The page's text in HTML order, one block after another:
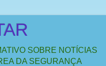
SOBRE NOTÍCIAS
DA SEGURANÇA